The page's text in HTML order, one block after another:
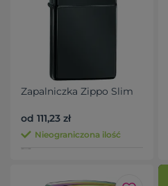
Zapalniczka Zippo Slim
od 111,23 zł
Nieograniczona ilość